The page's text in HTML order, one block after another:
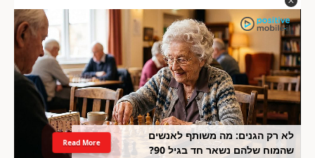
לא רק הגנים: מה משותף לאנשים
שהמוח שלהם נשאר חד בגיל 90?
Read More